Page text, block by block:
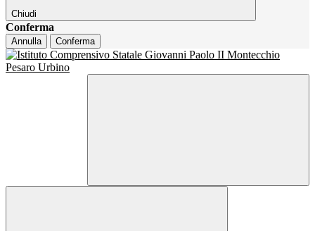
Chiudi
Conferma
Annulla Conferma